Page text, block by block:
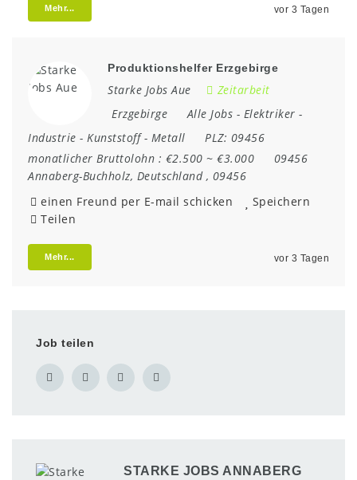
Mehr... vor 3 Tagen
Produktionshelfer Erzgebirge
Starke Jobs Aue
Zeitarbeit
Erzgebirge
Alle Jobs - Elektriker -
Industrie - Kunststoff- Metall PLZ: 09456
monatlicher Bruttolohn : €2.500 ~ €3.000
09456
Annaberg-Buchholz, Deutschland, 09456
einen Freund per E-mail schicken
Speichern
Teilen
Mehr... vor 3 Tagen
Job teilen
STARKE JOBS ANNABERG